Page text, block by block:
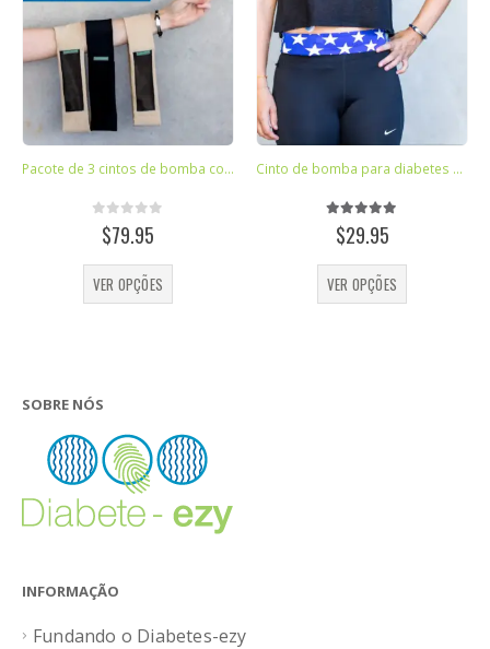
Pacote de 3 cintos de bomba confortável Ezy-view
out of 5
$79.95
VER OPÇÕES
This product has multiple variants. The options may be chosen on the product page
Cinto de bomba para diabetes com bomba confortável
5.00out of 5
$29.95
VER OPÇÕES
This product has multiple variants. The options may be chosen on the product page
SOBRE NÓS
INFORMAÇÃO
Fundando o Diabetes-ezy